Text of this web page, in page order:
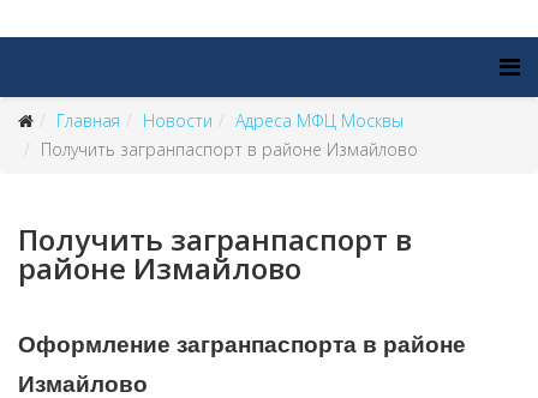
Главная Новости
Адреса МФЦ Москвы
Получить загранпаспорт в районе Измайлово
Получить загранпаспорт в
районе Измайлово
Оформление загранпаспорта в районе
Измайлово